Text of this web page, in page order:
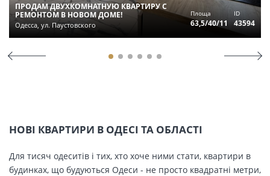
ПРОДАМ ДВУХКОМНАТНУЮ КВАРТИРУ С
РЕМОНТОМ В НОВОМ ДОМЕ!
Одесса, ул. Паустовского
Площа
63,5/40/11
ID
43594
НОВІ КВАРТИРИ В ОДЕСІ ТА ОБЛАСТІ
Для тисяч одеситів і тих, хто хоче ними стати, квартири в
будинках, що будуються Одеси - не просто квадратні метри,